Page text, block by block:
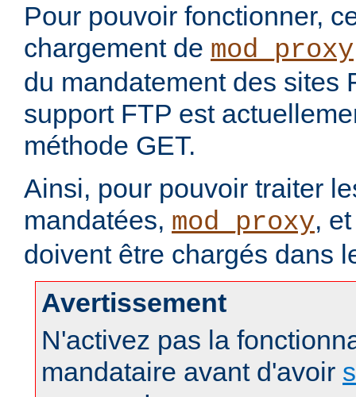
Pour pouvoir fonctionner,
chargement de mod_proxy
du mandatement des sites
support FTP est
méthode GET.
Ainsi, pour pouvoir traiter
mandatées, mod_proxy,
doivent être chargés dans
Avertissement
N'activez pas la
mandataire avant d'avoir